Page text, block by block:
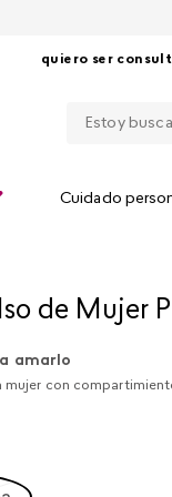
quiero ser
Cuidado
de Mujer
amarlo
mujer con